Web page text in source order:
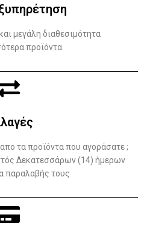
μεγάλη διαθεσιμότητα
προϊόντα
τα προϊόντα που αγοράσατε ;
Δεκατεσσάρων (14) ήμερων
παραλαβής τους